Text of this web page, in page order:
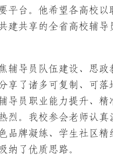
平台。他希望各高校以
建共享的全省高校辅导
辅导员队伍建设、思政
享了诸多可复制、可落
导员职业能力提升、精
烈。我校参会老师认真
品牌凝练、学生社区精
纳了优质思路。